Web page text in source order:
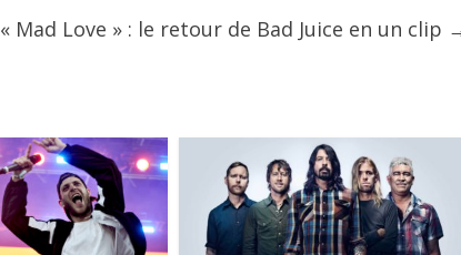
« Mad Love » : le retour de Bad Juice en un clip